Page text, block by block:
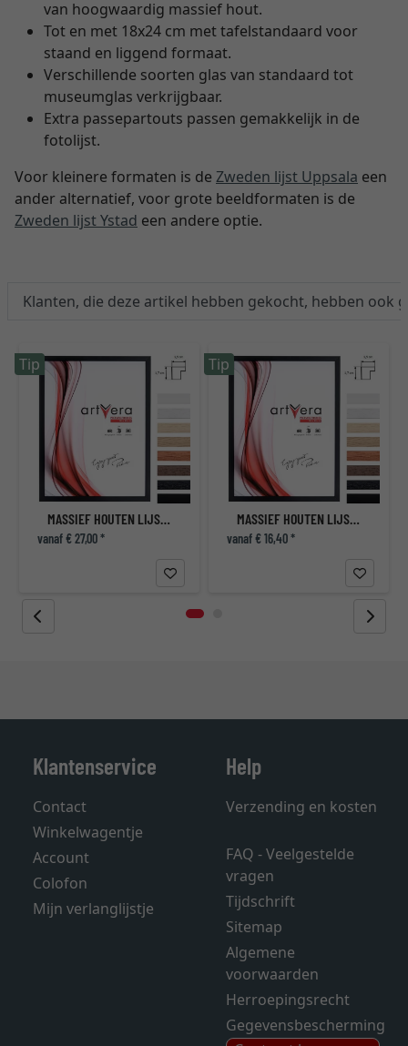
van hoogwaardig massief hout.
Tot en met 18x24 cm met tafelstandaard voor
staand en liggend formaat.
Verschillende soorten glas van standaard tot
museumglas verkrijgbaar.
Extra passepartouts passen gemakkelijk in de
fotolijst.
Voor kleinere formaten is de Zweden lijst Uppsala een
ander alternatief, voor grote beeldformaten is de
Zweden lijst Ystad een andere optie.
Klanten, die deze artikel hebben gekocht, hebben ook
MASSIEF HOUTEN LIJST UPPSALA
vanaf € 27,00 *
Tip
MASSIEF HOUTEN LIJST UPPSALA
vanaf € 16,40 *
Tip
Klantenservice
Contact
Winkelwagentje
Account
Colofon
Mijn verlanglijstje
Help
Verzending en kosten
FAQ - Veelgestelde
vragen
Tijdschrift
Sitemap
Algemene
voorwaarden
Herroepingsrecht
Gegevensbescherming